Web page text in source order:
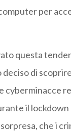
per
questa
di
cyberminacce
il
che i